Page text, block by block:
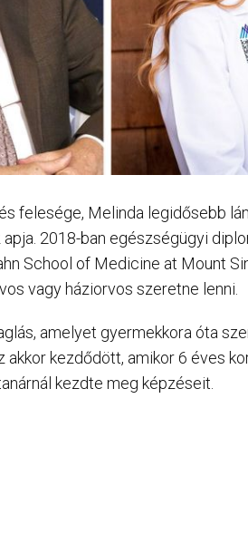
felesége, Melinda legidősebb
2018-ban egészségügyi
School of Medicine at Mount
vagy háziorvos szeretne lenni.
amelyet gyermekkora óta
akkor kezdődött, amikor 6 éves
kezdte meg képzéseit.